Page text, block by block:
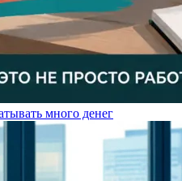
много денег